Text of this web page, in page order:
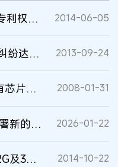
三星与InterDigital签署专利权许可协议 2014-06-05
三星与LG就显示器专利纠纷达成和解 2013-09-24
松下与三星电子和解所有芯片技术专利争湍 2008-01-31
InterDigital与LG电子签署新的许可协议 2026-01-22
三星与InterDigital了结2G及3G产品专利纠纷 2014-10-22